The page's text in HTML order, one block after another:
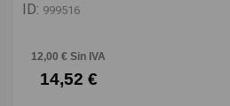
ID: 999516
12,00 € Sin IVA
14,52 €